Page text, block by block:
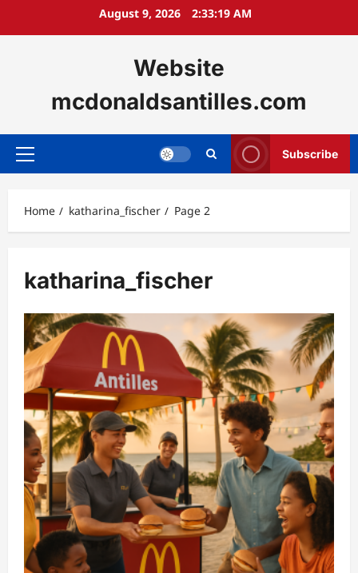
August 9, 2026 2:33:20 AM
Website
mcdonaldsantilles.com
Primary
Subscribe
Home katharina_fischer Page 2
katharina_fischer